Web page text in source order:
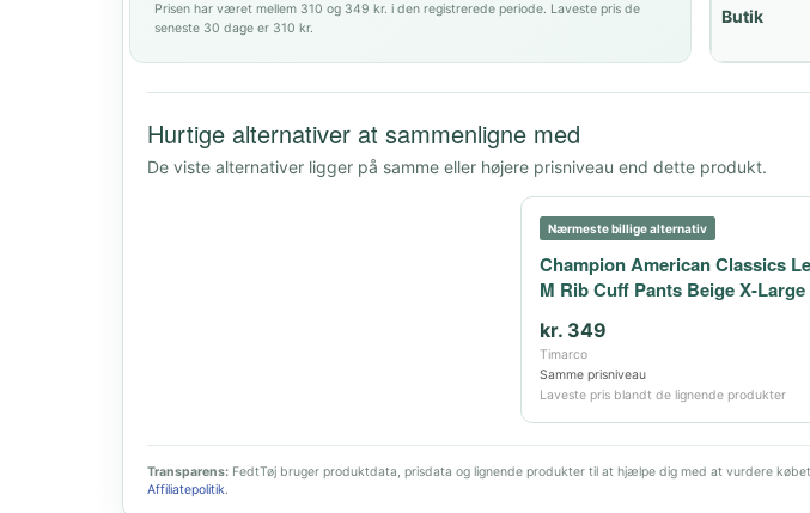
Prisen har været mellem 310 og 349 kr. i den registrerede periode. Laveste pris de
seneste 30 dage er 310 kr.
Butik
Hurtige alternativer at sammenligne med
De viste alternativer ligger på samme eller højere prisniveau end dette produkt.
Nærmeste billige alternativ
Champion American Classics
M Rib Cuff Pants Beige X-
kr. 349
Timarco
Samme prisniveau
Laveste pris blandt de lignende produkter
Transparens: FedtTøj bruger produktdata, prisdata og lignende produkter til at hjælpe dig med at vurdere
Affiliatepolitik.